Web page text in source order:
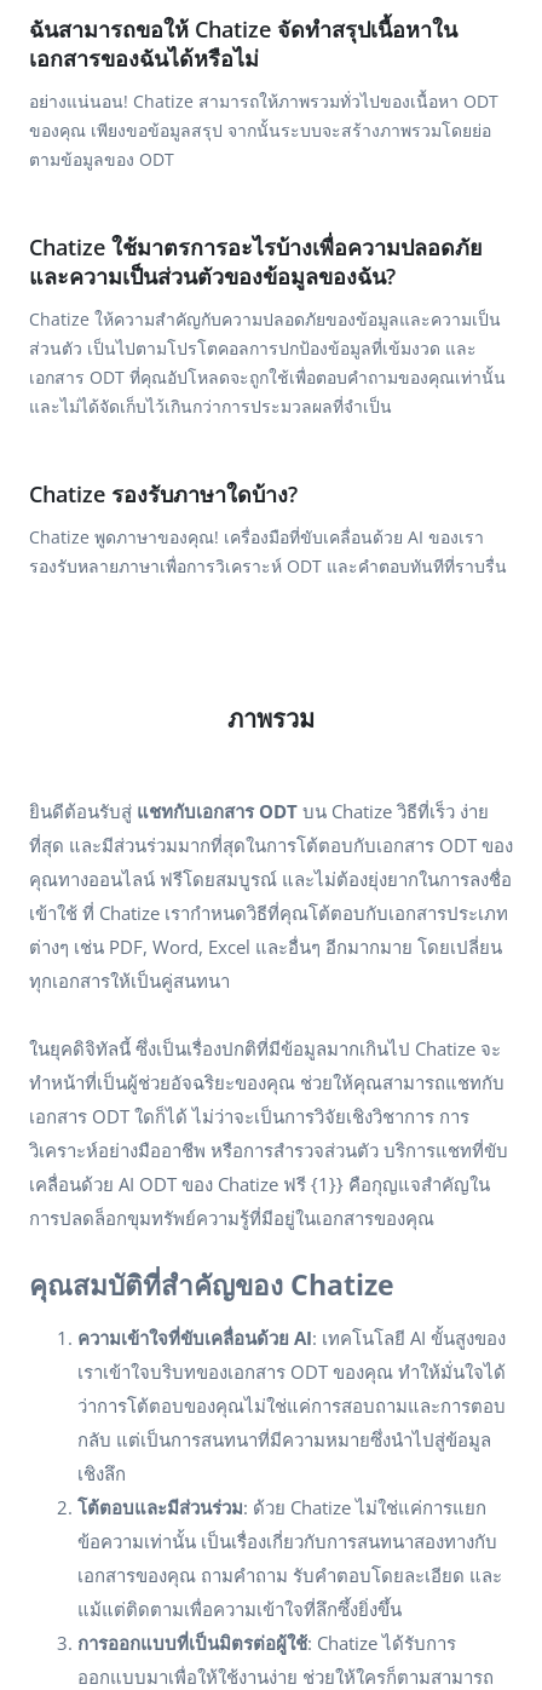
ฉันสามารถขอให้ Chatize จัดทำสรุปเนื้อหาใน
เอกสารของฉันได้หรือไม่
อย่างแน่นอน! Chatize สามารถให้ภาพรวมทั่วไปของเนื้อหา ODT
ของคุณ เพียงขอข้อมูลสรุป จากนั้นระบบจะสร้างภาพรวมโดยย่อ
ตามข้อมูลของ ODT
Chatize ใช้มาตรการอะไรบ้างเพื่อความปลอดภัย
และความเป็นส่วนตัวของข้อมูลของฉัน?
Chatize ให้ความสำคัญกับความปลอดภัยของข้อมูลและความเป็น
ส่วนตัว เป็นไปตามโปรโตคอลการปกป้องข้อมูลที่เข้มงวด และ
เอกสาร ODT ที่คุณอัปโหลดจะถูกใช้เพื่อตอบคำถามของคุณเท่านั้น
และไม่ได้จัดเก็บไว้เกินกว่าการประมวลผลที่จำเป็น
Chatize รองรับภาษาใดบ้าง?
Chatize พูดภาษาของคุณ! เครื่องมือที่ขับเคลื่อนด้วย AI ของเรา
รองรับหลายภาษาเพื่อการวิเคราะห์ ODT และคำตอบทันทีที่ราบรื่น
ภาพรวม
ยินดีต้อนรับสู่ แชทกับเอกสาร ODT บน Chatize วิธีที่เร็ว ง่าย
ที่สุด และมีส่วนร่วมมากที่สุดในการโต้ตอบกับเอกสาร ODT ของ
คุณทางออนไลน์ ฟรีโดยสมบูรณ์ และไม่ต้องยุ่งยากในการลงชื่อ
เข้าใช้ ที่ Chatize เรากำหนดวิธีที่คุณโต้ตอบกับเอกสารประเภท
ต่างๆ เช่น PDF, Word, Excel และอื่นๆ อีกมากมาย โดยเปลี่ยน
ทุกเอกสารให้เป็นคู่สนทนา
ในยุคดิจิทัลนี้ ซึ่งเป็นเรื่องปกติที่มีข้อมูลมากเกินไป Chatize จะ
ทำหน้าที่เป็นผู้ช่วยอัจฉริยะของคุณ ช่วยให้คุณสามารถแชทกับ
เอกสาร ODT ใดก็ได้ ไม่ว่าจะเป็นการวิจัยเชิงวิชาการ การ
วิเคราะห์อย่างมืออาชีพ หรือการสำรวจส่วนตัว บริการแชทที่ขับ
เคลื่อนด้วย AI ODT ของ Chatize ฟรี {1}} คือกุญแจสำคัญใน
การปลดล็อกขุมทรัพย์ความรู้ที่มีอยู่ในเอกสารของคุณ
คุณสมบัติที่สำคัญของ Chatize
ความเข้าใจที่ขับเคลื่อนด้วย AI: เทคโนโลยี AI ขั้นสูงของ
เราเข้าใจบริบทของเอกสาร ODT ของคุณ ทำให้มั่นใจได้
ว่าการโต้ตอบของคุณไม่ใช่แค่การสอบถามและการตอบ
กลับ แต่เป็นการสนทนาที่มีความหมายซึ่งนำไปสู่ข้อมูล
เชิงลึก
โต้ตอบและมีส่วนร่วม: ด้วย Chatize ไม่ใช่แค่การแยก
ข้อความเท่านั้น เป็นเรื่องเกี่ยวกับการสนทนาสองทางกับ
เอกสารของคุณ ถามคำถาม รับคำตอบโดยละเอียด และ
แม้แต่ติดตามเพื่อความเข้าใจที่ลึกซึ้งยิ่งขึ้น
การออกแบบที่เป็นมิตรต่อผู้ใช้: Chatize ได้รับการ
ออกแบบมาเพื่อให้ใช้งานง่าย ช่วยให้ใครก็ตามสามารถ